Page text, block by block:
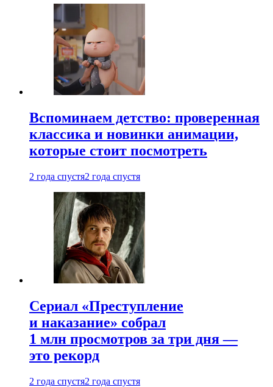
Вспоминаем детство: проверенная
классика и новинки анимации,
которые стоит посмотреть
2 года спустя2 года спустя
Сериал «Преступление
и наказание» собрал
1 млн просмотров за три дня —
это рекорд
2 года спустя2 года спустя